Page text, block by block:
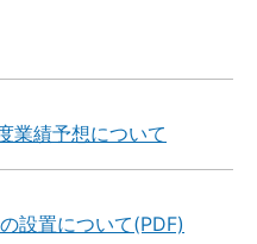
業績予想について
設置について(PDF)